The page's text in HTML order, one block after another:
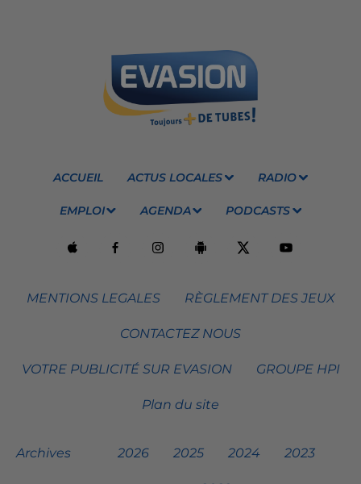
ACCUEIL ACTUS LOCALES RADIO
EMPLOI AGENDA PODCASTS
MENTIONS LEGALES RÈGLEMENT DES JEUX
CONTACTEZ NOUS
VOTRE PUBLICITÉ SUR EVASION GROUPE HPI
Plan du site
Archives 2026 2025 2024 2023